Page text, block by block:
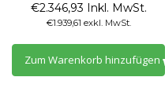
€2.346,93 Inkl. MwSt.
€1.939,61 exkl. MwSt.
Zum Warenkorb hinzufügen